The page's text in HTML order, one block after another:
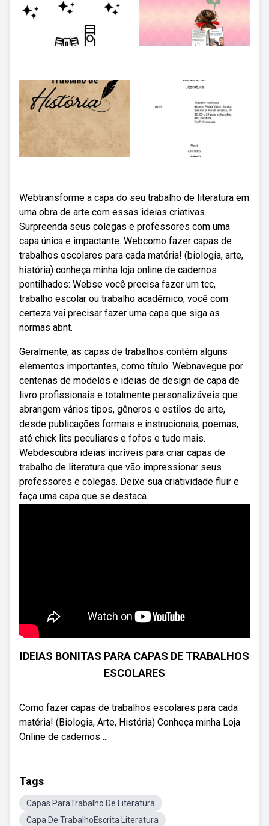
Webtransforme a capa do seu trabalho de literatura em
uma obra de arte com essas ideias criativas.
Surpreenda seus colegas e professores com uma
capa única e impactante. Webcomo fazer capas de
trabalhos escolares para cada matéria! (biologia, arte,
história) conheça minha loja online de cadernos
pontilhados: Webse você precisa fazer um tcc,
trabalho escolar ou trabalho acadêmico, você com
certeza vai precisar fazer uma capa que siga as
normas abnt.
Geralmente, as capas de trabalhos contém alguns
elementos importantes, como título. Webnavegue por
centenas de modelos e ideias de design de capa de
livro profissionais e totalmente personalizáveis que
abrangem vários tipos, gêneros e estilos de arte,
desde publicações formais e instrucionais, poemas,
até chick lits peculiares e fofos e tudo mais.
Webdescubra ideias incríveis para criar capas de
trabalho de literatura que vão impressionar seus
professores e colegas. Deixe sua criatividade fluir e
faça uma capa que se destaca.
IDEIAS BONITAS PARA CAPAS DE TRABALHOS
ESCOLARES
Como fazer capas de trabalhos escolares para cada
matéria! (Biologia, Arte, História) Conheça minha Loja
Online de cadernos ...
Tags
Capas ParaTrabalho De Literatura
Capa De TrabalhoEscrita Literatura